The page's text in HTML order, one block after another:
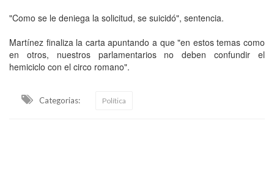
"Como se le deniega la solicitud, se suicidó", sentencia.
Martínez finaliza la carta apuntando a que "en estos temas como
en otros, nuestros parlamentarios no deben confundir el
hemiciclo con el circo romano".
Categorias: Política